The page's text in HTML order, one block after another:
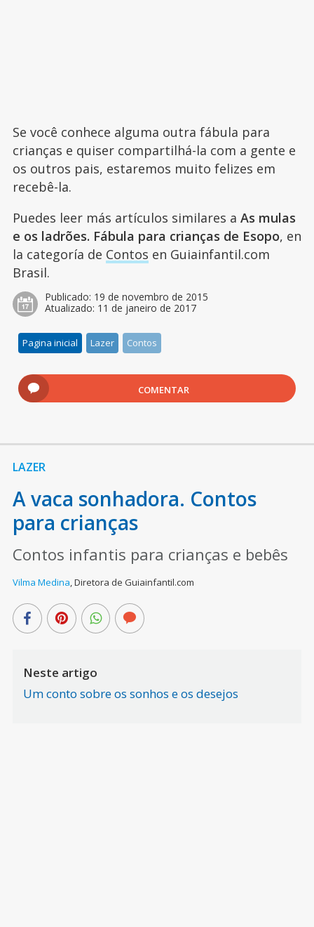
Se você conhece alguma outra fábula para
crianças e quiser compartilhá-la com a gente e
os outros pais, estaremos muito felizes em
recebê-la.
Puedes leer más artículos similares a As mulas
e os ladrões. Fábula para crianças de Esopo, en
la categoría de Contos en Guiainfantil.com
Brasil.
Publicado: 19 de novembro de 2015
Atualizado: 11 de janeiro de 2017
Pagina inicial Lazer Contos
COMENTAR
LAZER
A vaca sonhadora. Contos
para crianças
Contos infantis para crianças e bebês
Vilma Medina,Diretora de Guiainfantil.com
Neste artigo
Um conto sobre os sonhos e os desejos